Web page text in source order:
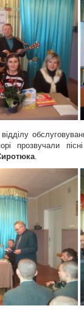
відділу
прозвучали
.